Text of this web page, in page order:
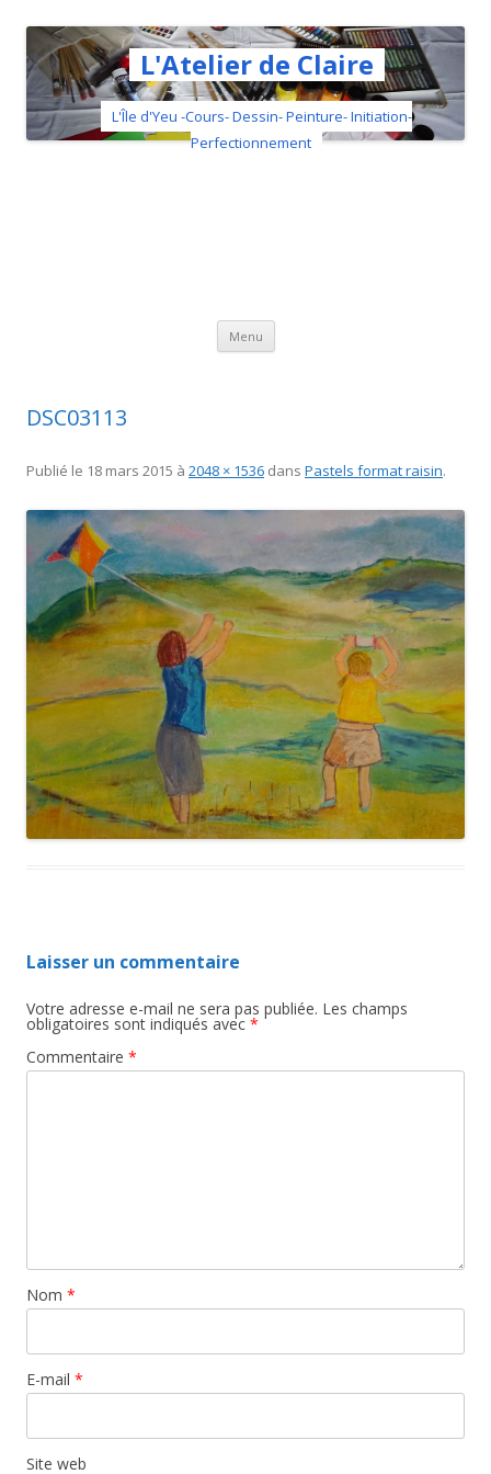
L'Atelier de Claire
L'Île d'Yeu -Cours- Dessin- Peinture- Initiation-
Perfectionnement
Menu Aller au contenu principal
DSC03113
Publié le 18 mars 2015 à 2048 × 1536 dans Pastels format raisin.
Laisser un commentaire
Votre adresse e-mail ne sera pas publiée. Les champs
obligatoires sont indiqués avec *
Commentaire *
Nom *
E-mail *
Site web